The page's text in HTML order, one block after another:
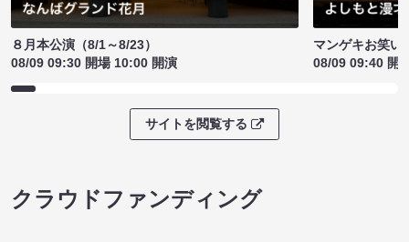
８月本公演（8/1～8/23）
08/09 09:30 開場 10:00 開演
マンゲキお笑い
08/09 09:40 開
サイトを閲覧する
クラウドファンディング